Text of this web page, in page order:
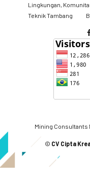
Lingkungan,
​Teknik Tambang
Mining Consultants
© CV Cipta